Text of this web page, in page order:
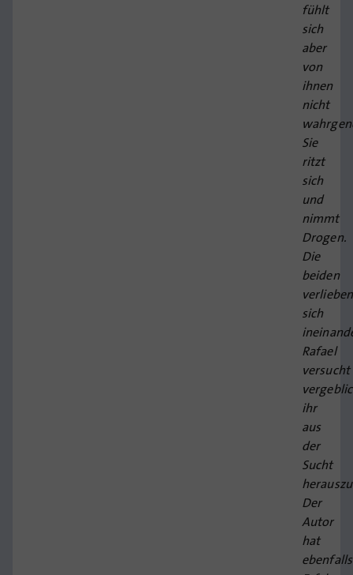
fühlt
sich
aber
von
ihnen
nicht
Sie
ritzt
sich
und
nimmt
Drogen.
Die
beiden
verlieben
sich
Rafael
versucht
ihr
aus
der
Sucht
Der
Autor
hat
ebenfalls